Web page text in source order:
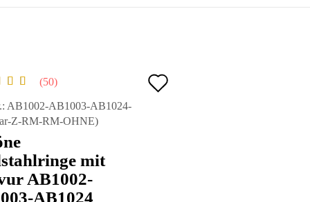
erstellen
vergessen?
50
AB1002-AB1003-AB1024-
Z-RM-RM-OHNE)
mit
AB1002-
AB1024